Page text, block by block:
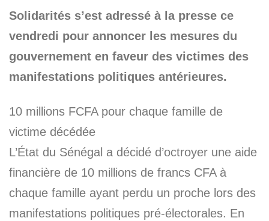
Solidarités s’est adressé à la presse ce
vendredi pour annoncer les mesures du
gouvernement en faveur des victimes des
manifestations politiques antérieures.
10 millions FCFA pour chaque famille de
victime décédée
L’État du Sénégal a décidé d’octroyer une aide
financière de 10 millions de francs CFA à
chaque famille ayant perdu un proche lors des
manifestations politiques pré-électorales. En